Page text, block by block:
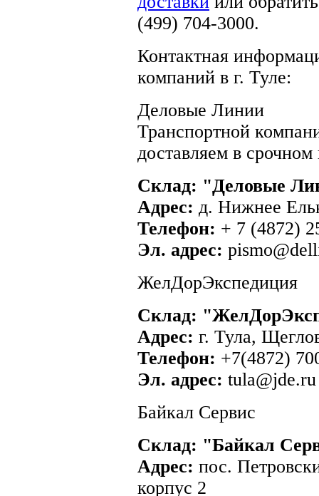
(499) 704-3000.
Контактная
компаний в г. Туле:
Деловые Линии
Транспортной
доставляем в срочном
Склад: "Деловые
Адрес: д. Нижнее
Телефон: + 7 (4872)
Эл. адрес:
ЖелДорЭкспедиция
Склад:
Адрес: г. Тула,
Телефон: +7(4872)
Эл. адрес: tula@jde.ru
Байкал Сервис
Склад: "Байкал
Адрес: пос.
корпус 2